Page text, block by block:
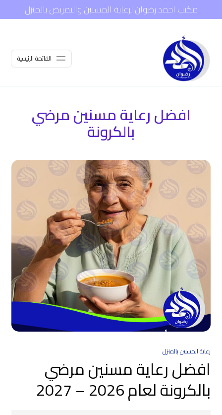
مكتب احمد رضوان لرعاية المسنين والتمريض بالمنزل
القائمة الرئيسية
افضل رعاية مسنين مرضي
بالكرونة
رعاية المسنين بالمنزل
افضل رعاية مسنين مرضي
بالكرونة لعام 2026 – 2027